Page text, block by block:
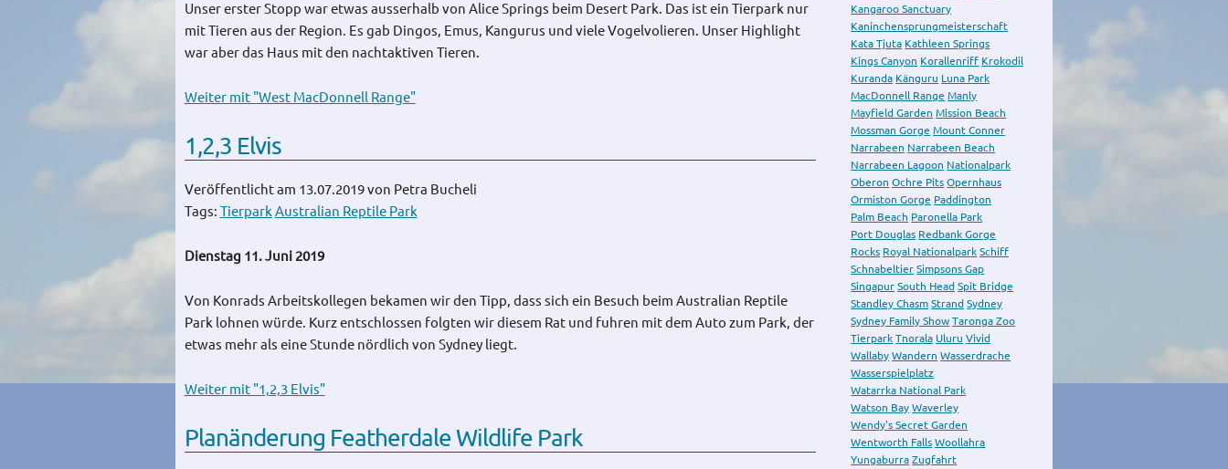
Unser erster Stopp war etwas ausserhalb von Alice Springs beim Desert Park. Das ist ein Tierpark nur
mit Tieren aus der Region. Es gab Dingos, Emus, Kangurus und viele Vogelvolieren. Unser Highlight
war aber das Haus mit den nachtaktiven Tieren.
Weiter mit "West MacDonnell Range"
1,2,3 Elvis
Veröffentlicht am 13.07.2019von Petra Bucheli
Tags: Tierpark Australian Reptile Park
Dienstag 11. Juni 2019
Von Konrads Arbeitskollegen bekamen wir den Tipp, dass sich ein Besuch beim Australian Reptile
Park lohnen würde. Kurz entschlossen folgten wir diesem Rat und fuhren mit dem Auto zum Park, der
etwas mehr als eine Stunde nördlich von Sydney liegt.
Weiter mit "1,2,3 Elvis"
Planänderung Featherdale Wildlife Park
Kangaroo Sanctuary
Kaninchensprungmeisterschaft
Kata Tjuta Kathleen Springs
Kings Canyon Korallenriff Krokodil
Kuranda Känguru Luna Park
MacDonnell Range Manly
Mayfield Garden Mission Beach
Mossman Gorge Mount Conner
Narrabeen Narrabeen Beach
Narrabeen Lagoon Nationalpark
Oberon Ochre Pits Opernhaus
Ormiston Gorge Paddington
Palm Beach Paronella Park
Port Douglas Redbank Gorge
Rocks Royal Nationalpark Schiff
Schnabeltier Simpsons Gap
Singapur South Head Spit Bridge
Standley Chasm Strand Sydney
Sydney Family Show Taronga Zoo
Tierpark Tnorala Uluru Vivid
Wallaby Wandern Wasserdrache
Wasserspielplatz
Watarrka National Park
Watson Bay Waverley
Wendy's Secret Garden
Wentworth Falls Woollahra
Yungaburra Zugfahrt